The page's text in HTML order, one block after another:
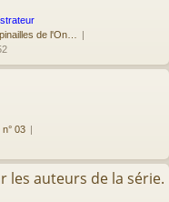
de l'On…
03
les auteurs de la série.